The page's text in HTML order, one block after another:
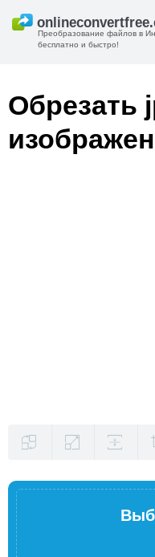
Преобразование файлов в
бесплатно и быстро!
Обрезать